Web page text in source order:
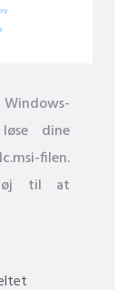
dine
filen.
til at